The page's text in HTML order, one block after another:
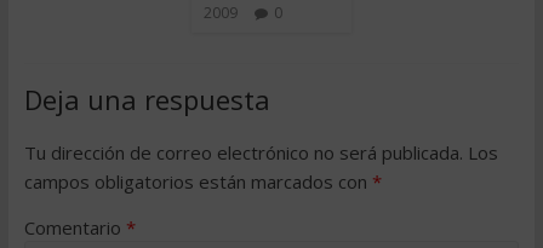
2009
0
Deja una respuesta
Tu dirección de correo electrónico no será publicada. Los
campos obligatorios están marcados con *
Comentario *